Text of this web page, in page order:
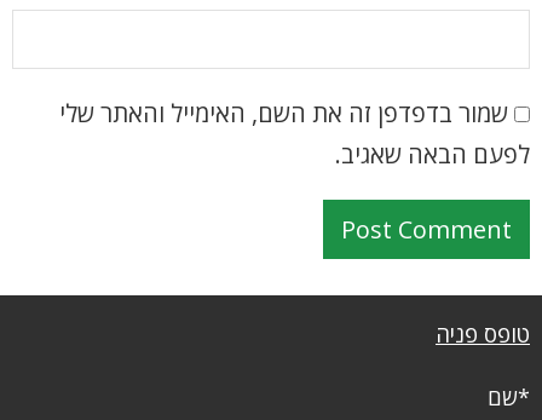
שמור בדפדפן זה את השם, האימייל והאתר שלי
לפעם הבאה שאגיב.
טופס פניה
*שם